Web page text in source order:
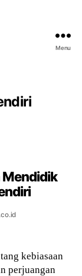
Menu
Mendidik
kebiasaan
perjuangan